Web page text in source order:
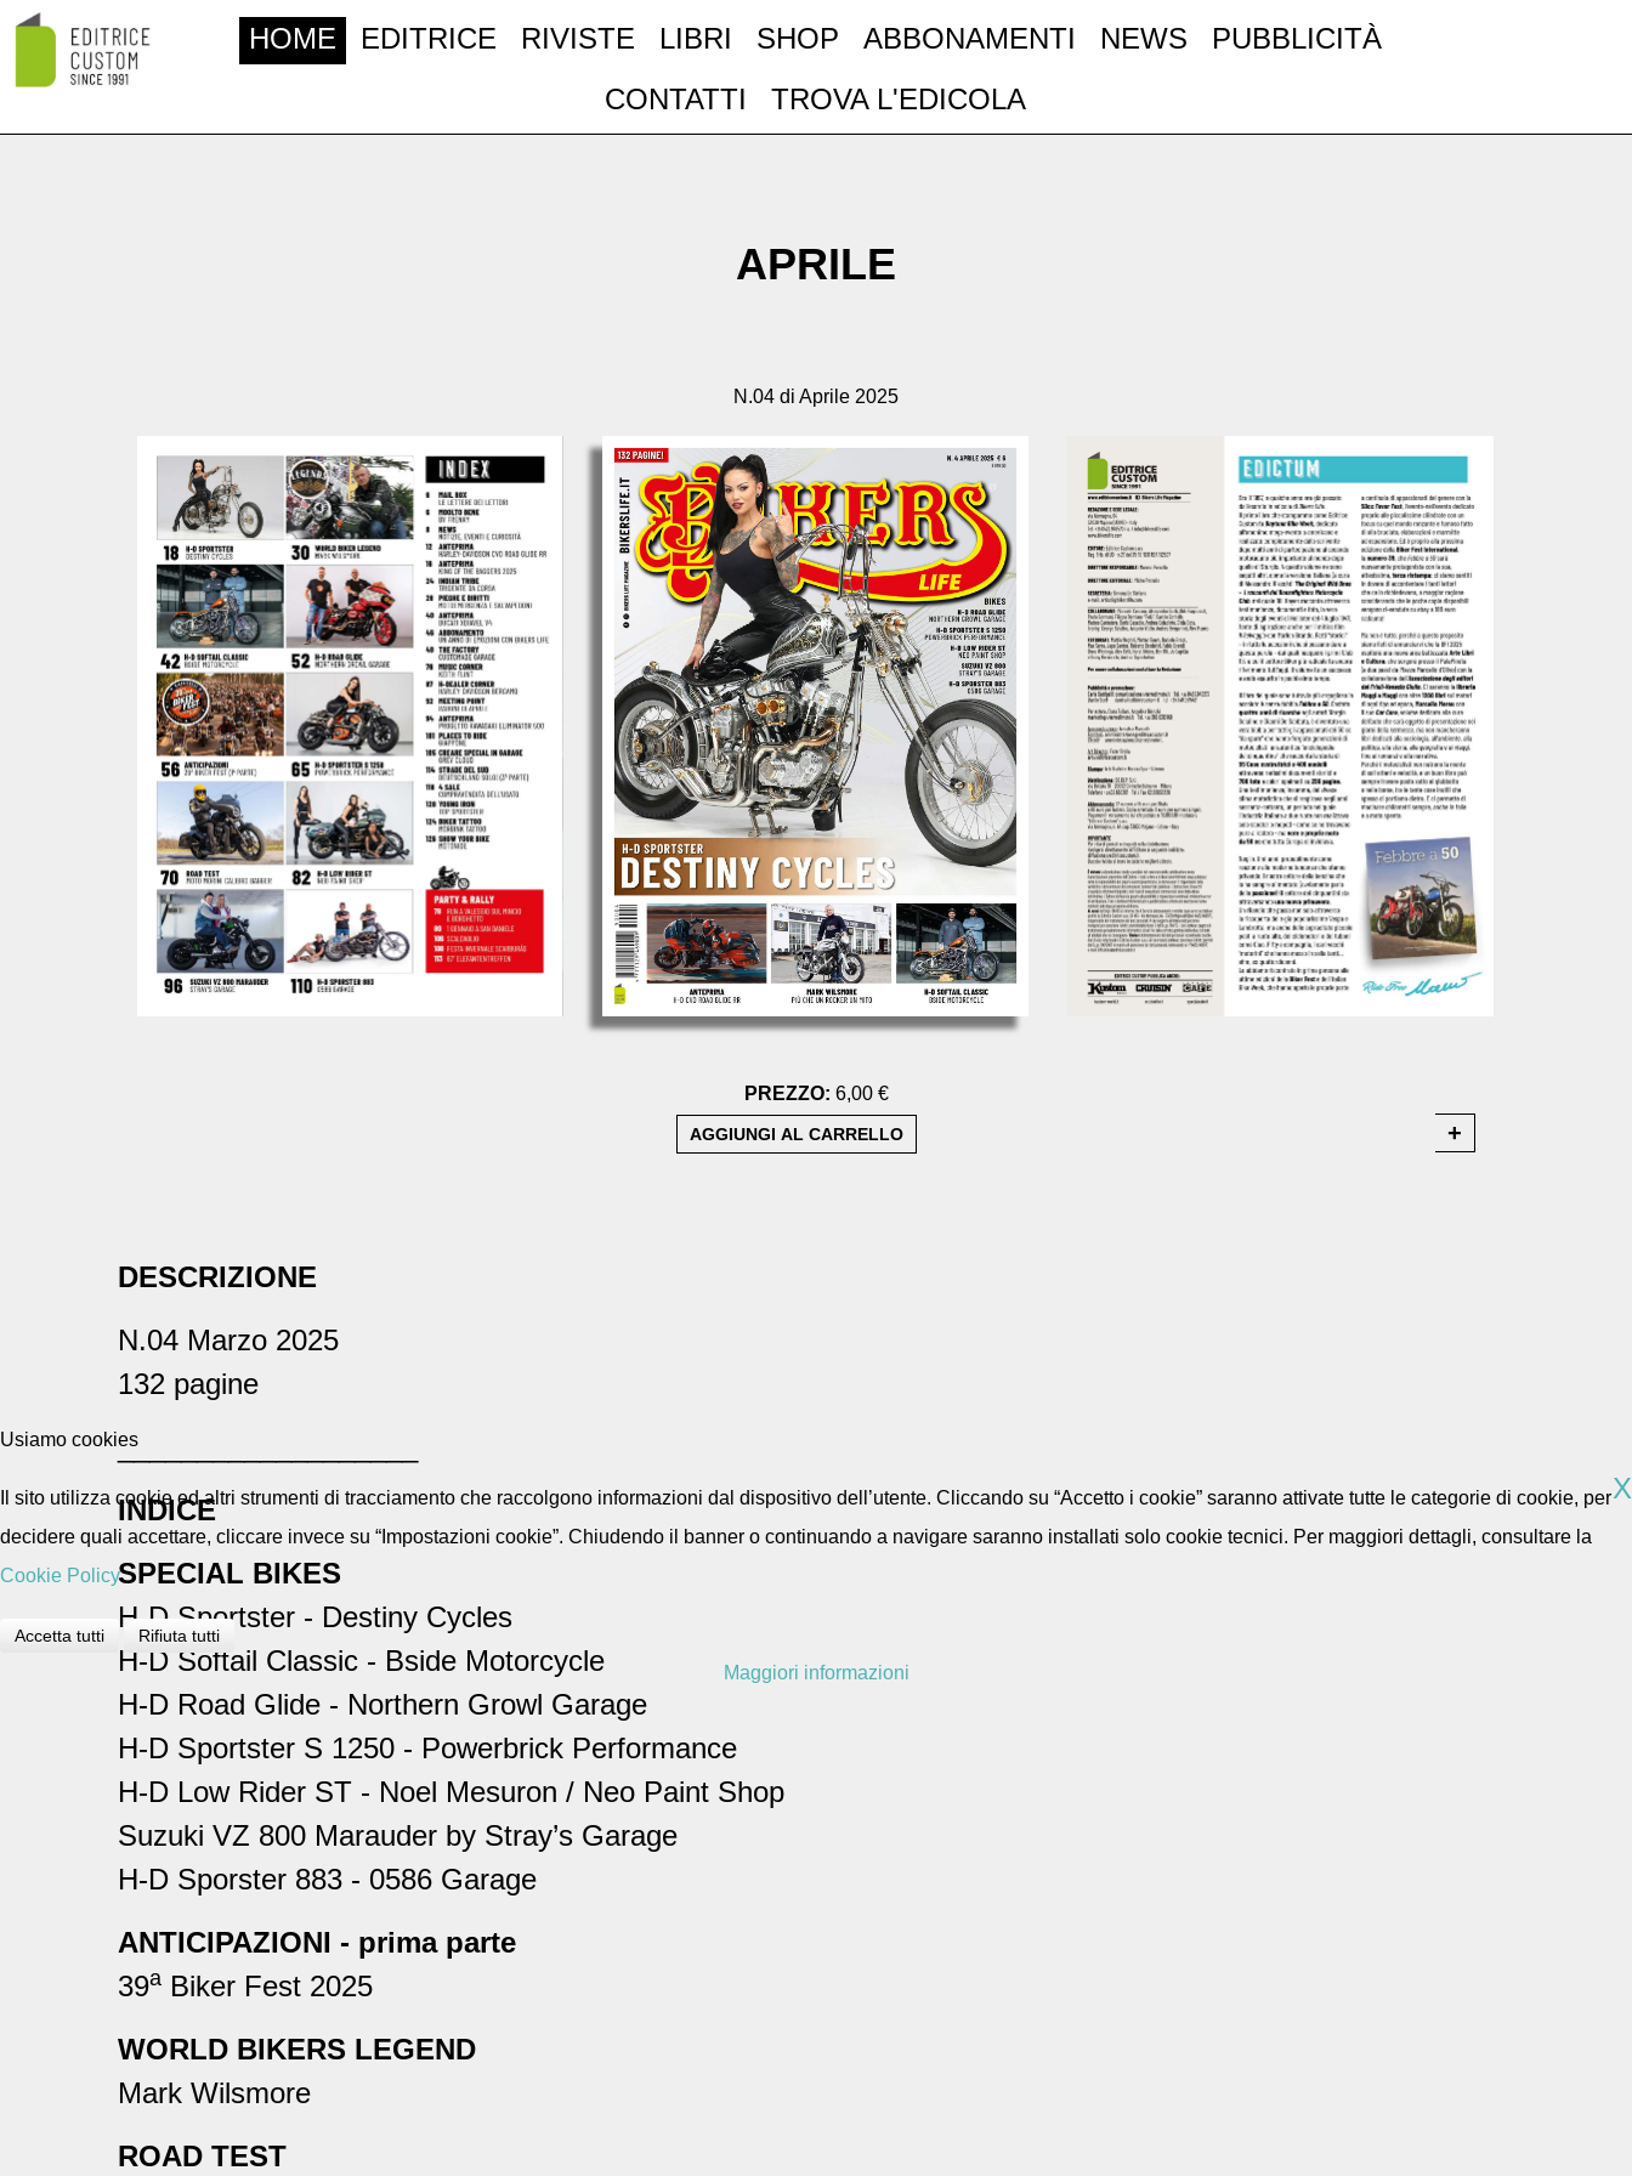
HOME EDITRICE RIVISTE LIBRI SHOP ABBONAMENTI NEWS
PUBBLICITÀ
CONTATTI
TROVA L'EDICOLA
APRILE
N.04 di Aprile 2025
PREZZO: 6,00 €
DESCRIZIONE
N.04 Marzo 2025
132 pagine
___________________
INDICE
SPECIAL BIKES
H-D Sportster - Destiny Cycles
H-D Softail Classic - Bside Motorcycle
H-D Road Glide - Northern Growl Garage
H-D Sportster S 1250 - Powerbrick Performance
H-D Low Rider ST - Noel Mesuron / Neo Paint Shop
Suzuki VZ 800 Marauder by Stray’s Garage
H-D Sporster 883 - 0586 Garage
ANTICIPAZIONI - prima parte
39a Biker Fest 2025
WORLD BIKERS LEGEND
Mark Wilsmore
ROAD TEST
Usiamo cookies
X
Il sito utilizza cookie ed altri strumenti di tracciamento che raccolgono informazioni dal dispositivo dell’utente. Cliccando su “Accetto i cookie” saranno attivate tutte le categorie di cookie, per
decidere quali accettare, cliccare invece su “Impostazioni cookie”. Chiudendo il banner o continuando a navigare saranno installati solo cookie tecnici. Per maggiori dettagli, consultare la
Cookie Policy
Accetta tutti Rifiuta tutti
Maggiori informazioni